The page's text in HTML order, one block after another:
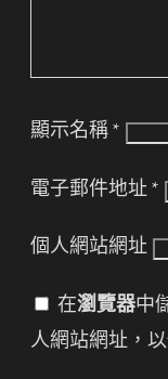
顯示名稱 *
電子郵件地址 *
個人網站網址
在瀏覽器中
人網站網址，